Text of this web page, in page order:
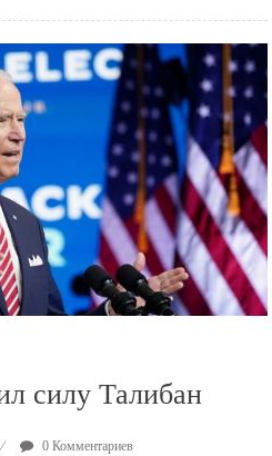
силу Талибан
0 Комментариев